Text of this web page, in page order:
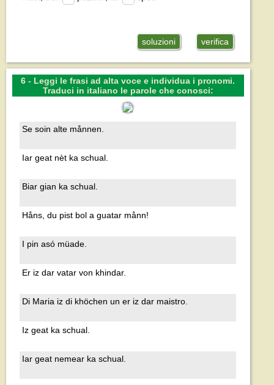
soluzioni verifica
6 - Leggi le frasi ad alta voce e individua i pronomi.
Traduci in italiano le parole che conosci:
Se soin alte månnen.
Iar geat nèt ka schual.
Biar gian ka schual.
Håns, du pist bol a guatar månn!
I pin asó müade.
Er iz dar vatar von khindar.
Di Maria iz di khöchen un er iz dar maistro.
Iz geat ka schual.
Iar geat nemear ka schual.